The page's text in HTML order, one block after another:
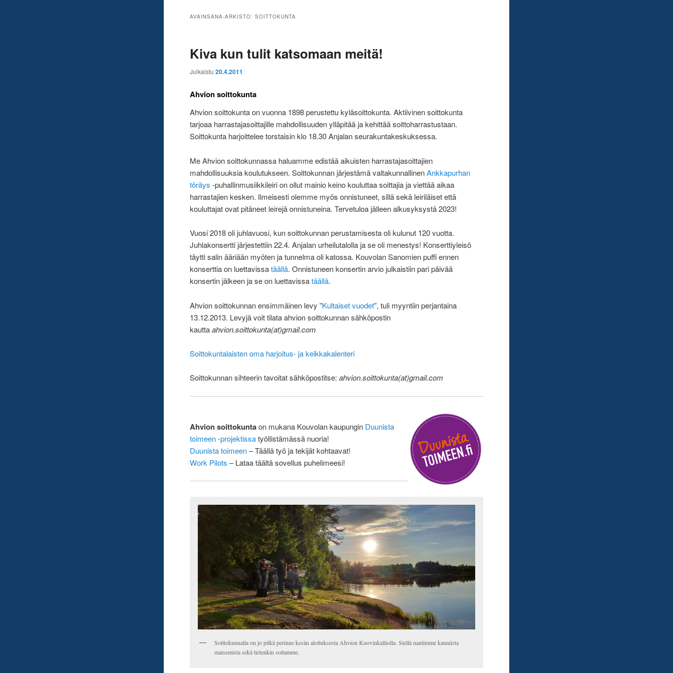
AVAINSANA-ARKISTO:SOITTOKUNTA
Kiva kun tulit katsomaan meitä!
Julkaistu20.4.2011
Ahvion soittokunta
Ahvion soittokunta on vuonna 1898 perustettu kyläsoittokunta. Aktiivinen soittokunta
tarjoaa harrastajasoittajille mahdollisuuden ylläpitää ja kehittää soittoharrastustaan.
Soittokunta harjoittelee torstaisin klo 18.30 Anjalan seurakuntakeskuksessa.
Me Ahvion soittokunnassa haluamme edistää aikuisten harrastajasoittajien
mahdollisuuksia koulutukseen. Soittokunnan järjestämä valtakunnallinenAnkkapurhan
töräys -puhallinmusiikkileiri on ollut mainio keino kouluttaa soittajia ja viettää aikaa
harrastajien kesken. Ilmeisesti olemme myös onnistuneet, sillä sekä leiriläiset että
kouluttajat ovat pitäneet leirejä onnistuneina. Tervetuloa jälleen alkusyksystä 2023!
Vuosi 2018 oli juhlavuosi, kun soittokunnan perustamisesta oli kulunut 120 vuotta.
Juhlakonsertti järjestettiin 22.4. Anjalan urheilutalolla ja se oli menestys! Konserttiyleisö
täytti salin ääriään myöten ja tunnelma oli katossa. Kouvolan Sanomien puffi ennen
konserttia on luettavissatäällä. Onnistuneen konsertin arvio julkaistiin pari päivää
konsertin jälkeen ja se on luettavissatäällä.
Ahvion soittokunnan ensimmäinen levy ”Kultaiset vuodet”, tuli myyntiin perjantaina
13.12.2013. Levyjä voit tilata ahvion soittokunnan sähköpostin
kauttaahvion.soittokunta(at)gmail.com
Soittokuntalaisten oma harjoitus- ja keikkakalenteri
Soittokunnan sihteerin tavoitat sähköpostitse:ahvion.soittokunta(at)gmail.com
Ahvion soittokuntaon mukana Kouvolan kaupungin Duunista
toimeen -projektissatyöllistämässä nuoria!
Duunista toimeen– Täällä työ ja tekijät kohtaavat!
Work Pilots – Lataa täältä sovellus puhelimeesi!
Soittokunnalla on jo pitkä perinne kesän aloituksesta Ahvion Kuovinkalliolla. Siellä nautimme kauniista
maisemista sekä tietenkin soitamme.